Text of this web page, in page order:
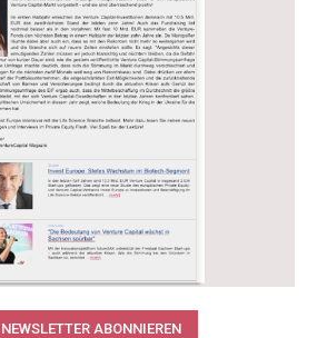
ABONNIEREN